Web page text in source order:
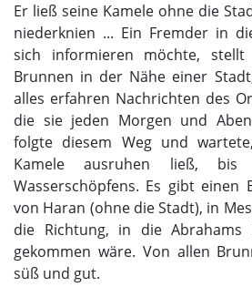
Er ließ seine Kamele ohne die
niederknien ... Ein Fremder in
sich informieren möchte,
Brunnen in der Nähe einer
alles erfahren Nachrichten des
die sie jeden Morgen und
folgte diesem Weg und
Kamele ausruhen ließ,
Wasserschöpfens. Es gibt einen
von Haran (ohne die Stadt), in
die Richtung, in die Abrahams
gekommen wäre. Von allen
süß und gut.